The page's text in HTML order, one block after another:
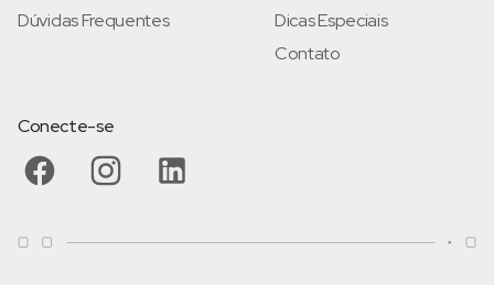
Dúvidas Frequentes
Dicas Especiais
Contato
Conecte-se